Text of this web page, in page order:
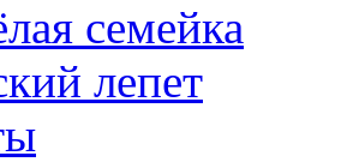
семейка
лепет